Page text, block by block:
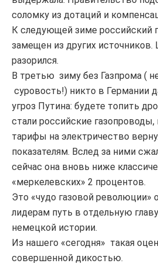
соломку из дотаций и
К следующей зиме российский
замещен из других источников.
разорился.
В третью зиму без Газпрома (
суровость!) никто в Германии
угроз Путина: будете топить
стали российские
тарифы на электричество
показателям. Вслед за ними
сейчас она вновь ниже
«меркелевских» 2 процентов.
Это «чудо газовой революции»
лидерам путь в отдельную
немецкой истории.
Из нашего «сегодня» такая
совершенной дикостью.